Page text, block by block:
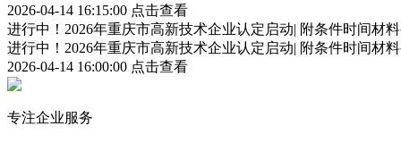
2026-04-14 16:15:00 点击查看
进行中！2026年重庆市高新技术企业认定启动| 附条件时间材
进行中！2026年重庆市高新技术企业认定启动| 附条件时间材
2026-04-14 16:00:00 点击查看
专注企业服务